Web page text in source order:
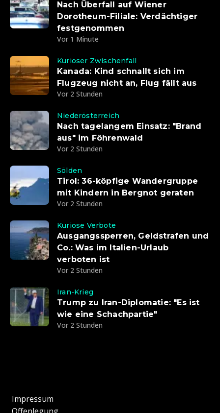
Nach Überfall auf Wiener
Dorotheum-Filiale: Verdächtiger
festgenommen
Vor 1 Minute
Kurioser Zwischenfall
Kanada: Kind schnallt sich im
Flugzeug nicht an, Flug fällt aus
Vor 2 Stunden
Niederösterreich
Nach tagelangem Einsatz: "Brand
aus" im Föhrenwald
Vor 2 Stunden
Sölden
Tirol: 36-köpfige Wandergruppe
mit Kindern in Bergnot geraten
Vor 2 Stunden
Kuriose Verbote
Ausgangssperren, Geldstrafen und
Co.: Was im Italien-Urlaub
verboten ist
Vor 2 Stunden
Iran-Krieg
Trump zu Iran-Diplomatie: "Es ist
wie eine Schachpartie"
Vor 2 Stunden
Impressum